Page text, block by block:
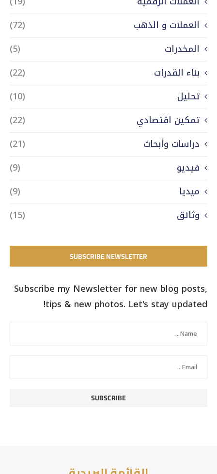
العملات و الذهب
(72)
المخدرات
(5)
بناء القدرات
(22)
تحليل
(10)
تمكين اقتصادي
(22)
دراسات وأبحاث
(21)
فيديو
(9)
ميديا
(9)
وثائق
(15)
SUBSCRIBE NEWSLETTER
Subscribe my Newsletter for new blog posts,
tips & new photos. Let's stay updated!